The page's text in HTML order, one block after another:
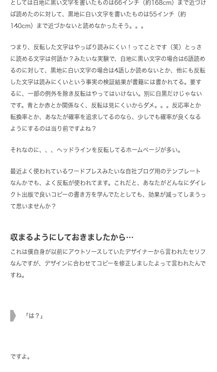
としては白地に黒い文字を書いたものは66インチ（約168cm）まで近づけ
ば読めたのに対して、黒地に白い文字を書いたものは55インチ（約
140cm）まで近づかないと読めなかったそう。。。
つまり、反転した文字はやっぱり読みにくい！ってことです（笑）とっさ
に読める文字は何語か？みたいな実験で、白地に黒い文字の場合は6語読め
るのに対して、黒地に白い文字の場合は4語しか読めないとか、他にも反転
した文字は読みにくいという事実の検証結果が書籍には書かれてる。要す
るに、一部の例外を除き反転はやってはいけない。別に白黒だけじゃない
です。青とか赤とか関係なく、反転は見にくいからダメ。。。反応率とか
転換率とか、あなたが確率を追求してるのなら、少しでも確率が良くなる
ようにするのは当り前ですよね？
それなのに、、、ヘッドラインを反転してるホームページが多い。
最近よく使われているワードプレスみたいな自社ブログ用のテンプレート
なんかでも、よく反転が使われてます。これだと、あなたがどんなにダイレ
クト出版で良いコピーの書き方を学んでたとしても、効果が減ってしまうっ
て思いませんか？
収まるようにしておきましたから…
これは僕自身が以前にアウトソースしていたデザイナーから言われたセリフ
なんですが、デザインに合わせてコピーを修正しましたよって言われたんで
すね。
「は？」
ですよ。